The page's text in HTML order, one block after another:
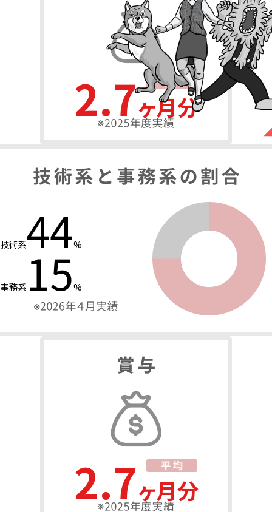
3.9ヶ月分
436名
技術系64%
事務系21%
3.9ヶ月分